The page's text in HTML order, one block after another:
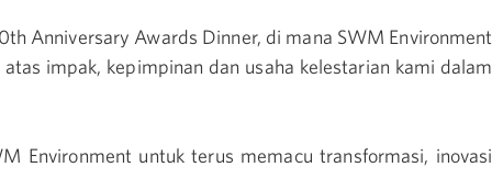
Anniversary Awards Dinner, di mana SWM Environment
impak, kepimpinan dan usaha kelestarian kami dalam
Environment untuk terus memacu transformasi, inovasi